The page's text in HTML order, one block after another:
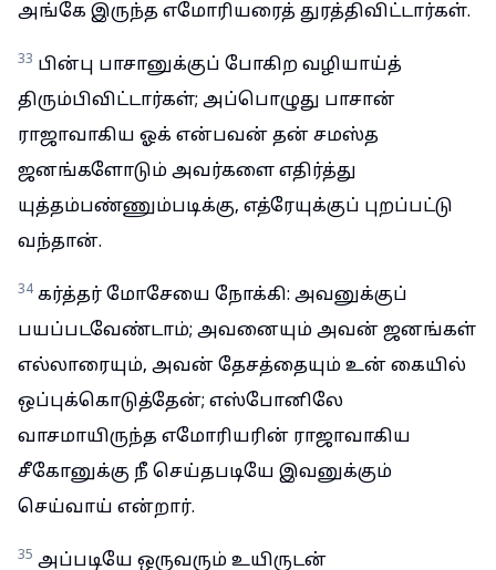
அங்கே இருந்த எமோரியரைத் துரத்திவிட்டார்கள்.
33 பின்பு பாசானுக்குப் போகிற வழியாய்த்
திரும்பிவிட்டார்கள்; அப்பொழுது பாசான்
ராஜாவாகிய ஓக் என்பவன் தன் சமஸ்த
ஜனங்களோடும் அவர்களை எதிர்த்து
யுத்தம்பண்ணும்படிக்கு, எத்ரேயுக்குப் புறப்பட்டு
வந்தான்.
34 கர்த்தர் மோசேயை நோக்கி: அவனுக்குப்
பயப்படவேண்டாம்; அவனையும் அவன் ஜனங்கள்
எல்லாரையும், அவன் தேசத்தையும் உன் கையில்
ஒப்புக்கொடுத்தேன்; எஸ்போனிலே
வாசமாயிருந்த எமோரியரின் ராஜாவாகிய
சீகோனுக்கு நீ செய்தபடியே இவனுக்கும்
செய்வாய் என்றார்.
35 அப்படியே ஒருவரும் உயிருடன்